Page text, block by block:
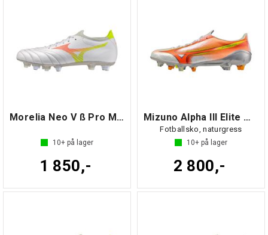
Morelia Neo V ß Pro MIX
10+ på lager
1 850,-
Mizuno Alpha III Elite MIX
Fotballsko, naturgress
10+ på lager
2 800,-